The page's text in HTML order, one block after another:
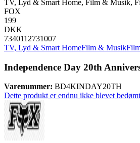
TV, Lyd & Smart Home, Film & Musik,
FOX
199
DKK
7340112731007
TV, Lyd & Smart HomeFilm & Musik
Independence Day 20th
Varenummer: BD4KINDAY20TH
Dette produkt er endnu ikke blevet